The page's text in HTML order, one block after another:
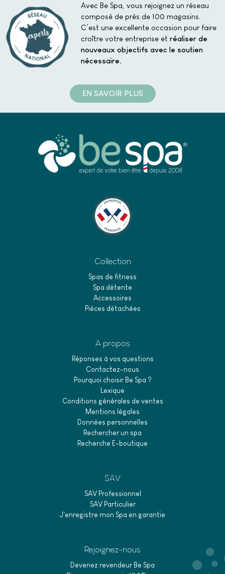
Avec Be Spa, vous rejoignez un réseau
composé de près de 100 magasins.
C’est une excellente occasion pour faire
croître votre entreprise etréaliser de
nouveaux objectifs avec le soutien
nécessaire.
EN SAVOIR PLUS
Collection
Spas de fitness
Spa détente
Accessoires
Pièces détachées
A propos
Réponses à vos questions
Contactez-nous
Pourquoi choisir Be Spa ?
Lexique
Conditions générales de ventes
Mentions légales
Données personnelles
Rechercher un spa
Recherche E-boutique
SAV
SAV Professionnel
SAV Particulier
J'enregistre mon Spa en garantie
Rejoignez-nous
Devenez revendeur Be Spa